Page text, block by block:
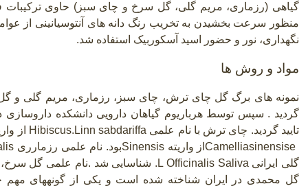
گیاهی (رزماری، مریم گلی، گل سرخ و چای سبز) حاوی ترکیبات
منظور سرعت بخشیدن به تخریب رنگ دانه های آنتوسیانینی از
نگهداری، نور و حضور اسید آسکوربیک استفاده شد.
مواد و روش ها
نمونه های برگ گل چای ترش، چای سبز، رزماری، مریم گلی و
گردید . سپس توسط هرباریوم گیاهان دارویی دانشکده داروسازی
تایید گردید. چای ترش با نام علمی Hibiscus.Linn sabdariffa
از
Camelliasinensiseاز واریته Sinensisبود. نام علمی رزمارری
گلی ایرانی .L Officinalis Saliva شناسایی شد .نام علمی گل
گل محمدی در ایران شناخته شده است و یکی از گونههای مهم